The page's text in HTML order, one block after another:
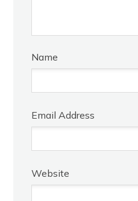
Name
Email Address
Website